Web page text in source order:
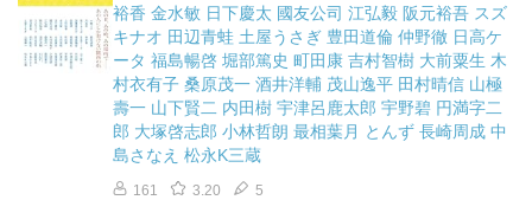
裕香 金水敏 日下慶太 國友公司 江弘毅 阪元裕吾 スズ
キナオ 田辺青蛙 土屋うさぎ 豊田道倫 仲野徹 日高ケ
ータ 福島暢啓 堀部篤史 町田康 吉村智樹 大前粟生 木
村衣有子 桑原茂一 酒井洋輔 茂山逸平 田村晴信 山極
壽一 山下賢二 内田樹 宇津呂鹿太郎 宇野碧 円満字二
郎 大塚啓志郎 小林哲朗 最相葉月 とんず 長崎周成 中
島さなえ 松永K三蔵
161 3.20 5